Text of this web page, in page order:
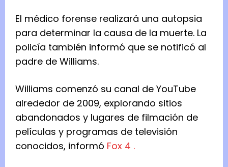
El médico forense realizará una autopsia
para determinar la causa de la muerte. La
policía también informó que se notificó al
padre de Williams.
Williams comenzó su canal de YouTube
alrededor de 2009, explorando sitios
abandonados y lugares de filmación de
películas y programas de televisión
conocidos, informó Fox 4 .